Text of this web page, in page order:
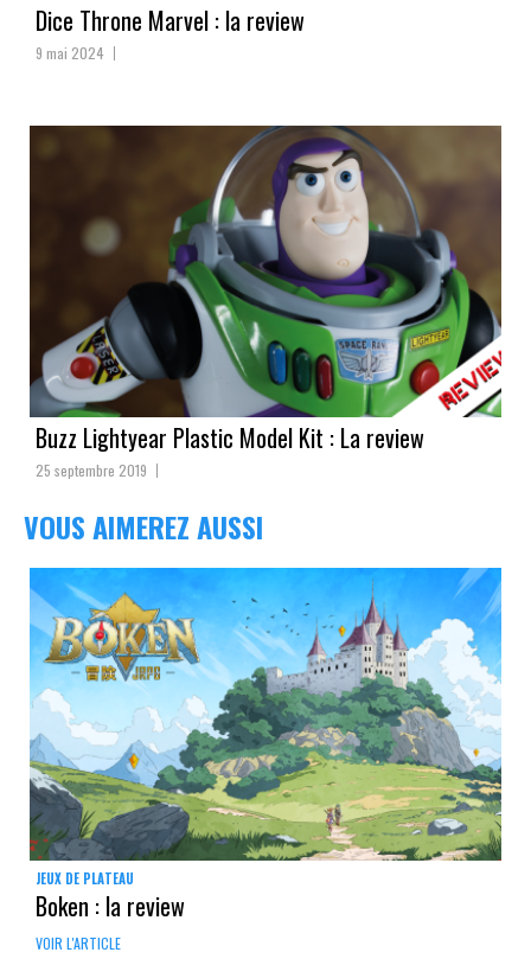
Dice Throne Marvel : la review
9 mai 2024
Buzz Lightyear Plastic Model Kit : La review
25 septembre 2019
VOUS AIMEREZ AUSSI
JEUX DE PLATEAU
Boken : la review
VOIR L'ARTICLE